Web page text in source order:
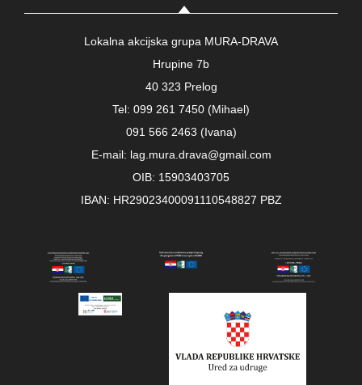
Lokalna akcijska grupa MURA-DRAVA
Hrupine 7b
40 323 Prelog
Tel: 099 261 7450 (Mihael)
091 566 2463 (Ivana)
E-mail: lag.mura.drava@gmail.com
OIB: 15903403705
IBAN: HR29023400091110548827 PBZ